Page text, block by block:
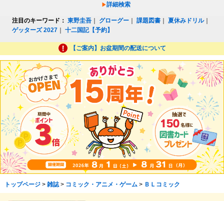
詳細検索
注目のキーワード： 東野圭吾 グローグー ｜課題図書 ｜夏休みドリル｜
ゲッターズ 2027 ｜十二国記【予約】
【ご案内】お盆期間の配送について
トップページ> 雑誌> コミック・アニメ・ゲーム > ＢＬコミック